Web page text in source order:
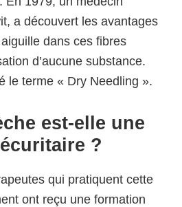
a découvert les avantages
aiguille dans ces fibres
d’aucune substance.
le terme « Dry Needling ».
est-elle une
?
qui pratiquent cette
ont reçu une formation